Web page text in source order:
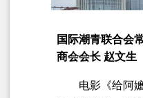
国际潮青联合会
商会会长 赵文生
电影《给阿